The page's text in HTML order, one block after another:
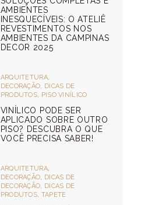
AMBIENTES
INESQUECÍVEIS: O ATELIÊ
REVESTIMENTOS NOS
AMBIENTES DA CAMPINAS
DECOR 2025
ARQUITETURA,
DECORAÇÃO, DICAS DE
PRODUTOS, PISO VINÍLICO
VINÍLICO PODE SER
APLICADO SOBRE OUTRO
PISO? DESCUBRA O QUE
VOCÊ PRECISA SABER!
ARQUITETURA,
DECORAÇÃO, DICAS DE
DECORAÇÃO, DICAS DE
PRODUTOS, TAPETE